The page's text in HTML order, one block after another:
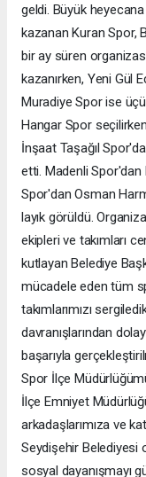
geldi. Büyük
kazanan Kuran Spor,
bir ay süren
kazanırken, Yeni Gül
Muradiye Spor ise
Hangar Spor
İnşaat Taşağıl
etti. Madenli Spor'dan
Spor'dan Osman
layık görüldü.
ekipleri ve takımları
kutlayan Belediye
mücadele eden tüm
takımlarımızı
davranışlarından
başarıyla
Spor İlçe
İlçe Emniyet
arkadaşlarımıza ve
Seydişehir Belediyesi
sosyal dayanışmayı